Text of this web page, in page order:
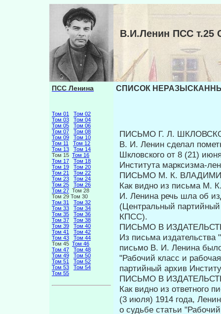
В.И.Ленин ПСС
ПСС Ленина
Том 01
Том 02
Том 03
Том 04
Том 05
Том 06
Том 07
Том 08
Том 09
Том 10
Том 11
Том 12
Том 13
Том 14
Том 15 Том 16
Том 17
Том 18
Том 19
Том 20
Том 21
Том 22
Том 23
Том 24
Том 25
Том 26
Том 27 Том 28
Том 29 Том 30
Том 31
Том 32
Том 33
Том 34
Том 35
Том 36
Том 37
Том 38
Том 39
Том 40
Том 41
Том 42
Том 43
Том 44
Том 45 Том 46
Том 47
Том 48
Том 49
Том 50
Том 51
Том 52
Том 53
Том 54
Том 55
СПИСОК
ПИСЬМО Г. Л.
В. И. Ленин сделал
Шкловского от 8 (21)
Института марксизма-
ПИСЬМО М. К.
Как видно из письма М.
И. Ленина речь шла об
(Центральный
КПСС).
ПИСЬМО В
Из письма издательства
письмо В. И. Ленина было
"Рабочий класс и
партийный архив
ПИСЬМО В
Как видно из ответного
(3 июля) 1914 года,
о судьбе статьи